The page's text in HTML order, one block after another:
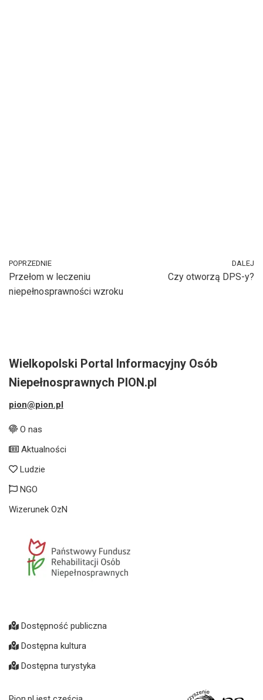
POPRZEDNIE
Przełom w leczeniu
niepełnosprawności wzroku
DALEJ
Czy otworzą DPS-y?
Wielkopolski Portal Informacyjny Osób
Niepełnosprawnych PION.pl
pion@pion.pl
O nas
Aktualności
Ludzie
NGO
Wizerunek OzN
Dostępność publiczna
Dostępna kultura
Dostępna turystyka